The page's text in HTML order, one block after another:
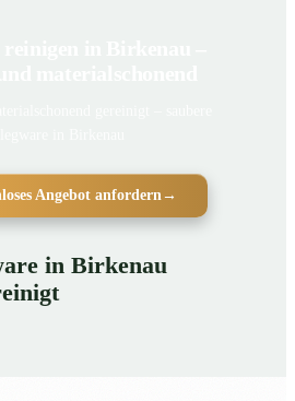
Angebot anfordern→
in Birkenau